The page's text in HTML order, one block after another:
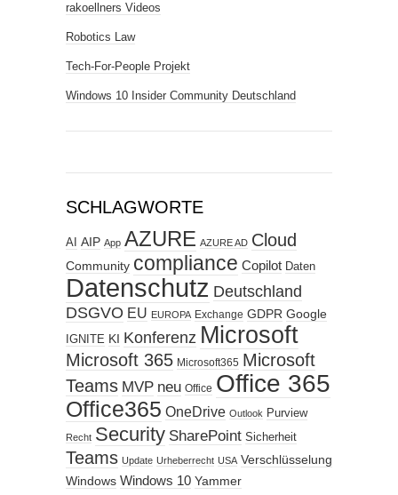
rakoellners Videos
Robotics Law
Tech-For-People Projekt
Windows 10 Insider Community Deutschland
SCHLAGWORTE
AI AIP App AZURE AZURE AD Cloud
Community compliance Copilot Daten
Datenschutz Deutschland
DSGVO EU EUROPA Exchange GDPR Google
IGNITE KI Konferenz Microsoft
Microsoft 365 Microsoft365 Microsoft
Teams MVP neu Office Office 365
Office365 OneDrive Outlook Purview
Recht Security SharePoint Sicherheit
Teams Update Urheberrecht USA Verschlüsselung
Windows Windows 10 Yammer